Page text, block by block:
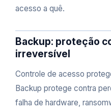
acesso a quê.
Backup: proteção
irreversível
Controle de acesso
Backup protege contra
falha de hardware,